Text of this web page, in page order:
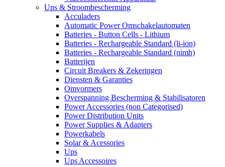
Ups & Stroombescherming
Acculaders
Automatic Power Omschakelautomaten
Batteries - Button Cells - Lithium
Batteries - Rechargeable Standard (li-ion)
Batteries - Rechargeable Standard (nimh)
Batterijen
Circuit Breakers & Zekeringen
Diensten & Garanties
Omvormers
Overspanning Bescherming & Stabilisatoren
Power Accessories (non Categorised)
Power Distribution Units
Power Supplies & Adapters
Powerkabels
Solar & Acessories
Ups
Ups Accessoires